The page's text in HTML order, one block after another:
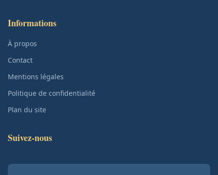
Informations
À propos
Contact
Mentions légales
Politique de confidentialité
Plan du site
Suivez-nous